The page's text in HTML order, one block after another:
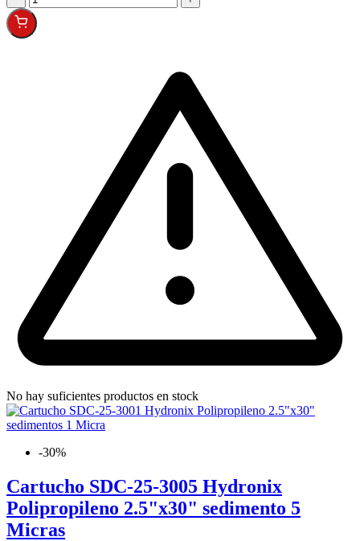
No hay suficientes productos en stock
-30%
Cartucho SDC-25-3005 Hydronix
Polipropileno 2.5"x30" sedimento 5
Micras